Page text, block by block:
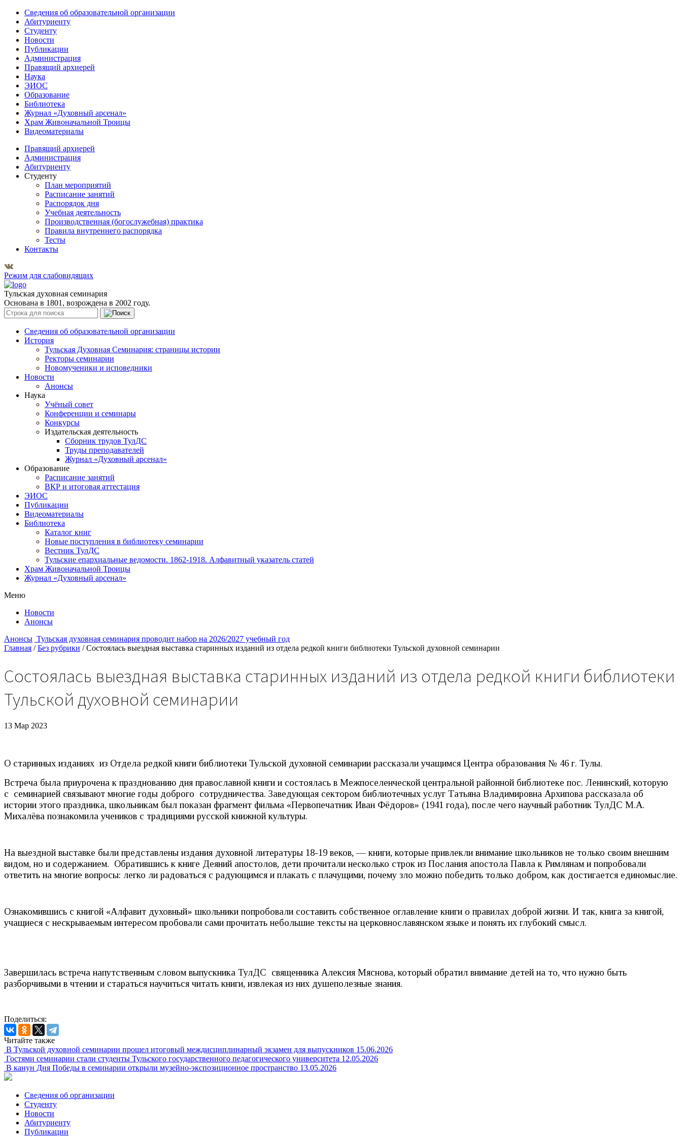
Сведения об образовательной организации
Абитуриенту
Студенту
Новости
Публикации
Администрация
Правящий архиерей
Наука
ЭИОС
Образование
Библиотека
Журнал «Духовный арсенал»
Храм Живоначальной Троицы
Видеоматериалы
Правящий архиерей
Администрация
Абитуриенту
Студенту
План мероприятий
Расписание занятий
Распорядок дня
Учебная деятельность
Производственная (богослужебная) практика
Правила внутреннего распорядка
Тесты
Контакты
Режим для слабовидящих
Тульская духовная семинария
Основана в 1801, возрождена в 2002 году.
Сведения об образовательной организации
История
Тульская Духовная Семинария: страницы истории
Ректоры семинарии
Новомученики и исповедники
Новости
Анонсы
Наука
Учёный совет
Конференции и семинары
Конкурсы
Издательская деятельность
Сборник трудов ТулДС
Труды преподавателей
Журнал «Духовный арсенал»
Образование
Расписание занятий
ВКР и итоговая аттестация
ЭИОС
Публикации
Видеоматериалы
Библиотека
Каталог книг
Новые поступления в библиотеку семинарии
Вестник ТулДС
Тульские епархиальные ведомости. 1862-1918. Алфавитный указатель статей
Храм Живоначальной Троицы
Журнал «Духовный арсенал»
Меню
Новости
Анонсы
Анонсы Тульская духовная семинария проводит набор на 2026/2027 учебный год
Главная / Без рубрики / Состоялась выездная выставка старинных изданий из отдела редкой книги библиотеки Тульской духовной семинарии
Состоялась выездная выставка старинных изданий из отдела редкой книги библиотеки
Тульской духовной семинарии
13 Мар 2023
О старинных изданиях из Отдела редкой книги библиотеки Тульской духовной семинарии рассказали учащимся Центра образования № 46 г. Тулы.
Встреча была приурочена к празднованию дня православной книги и состоялась в Межпоселенческой центральной районной библиотеке пос. Ленинский, которую
с семинарией связывают многие годы доброго сотрудничества. Заведующая сектором библиотечных услуг Татьяна Владимировна Архипова рассказала об
истории этого праздника, школьникам был показан фрагмент фильма «Первопечатник Иван Фёдоров» (1941 года), после чего научный работник ТулДС М.А.
Михалёва познакомила учеников с традициями русской книжной культуры.
На выездной выставке были представлены издания духовной литературы 18-19 веков, — книги, которые привлекли внимание школьников не только своим внешним
видом, но и содержанием. Обратившись к книге Деяний апостолов, дети прочитали несколько строк из Послания апостола Павла к Римлянам и попробовали
ответить на многие вопросы: легко ли радоваться с радующимся и плакать с плачущими, почему зло можно победить только добром, как достигается единомыслие.
Ознакомившись с книгой «Алфавит духовный» школьники попробовали составить собственное оглавление книги о правилах доброй жизни. И так, книга за книгой,
учащиеся с нескрываемым интересом пробовали сами прочитать небольшие тексты на церковнославянском языке и понять их глубокий смысл.
Завершилась встреча напутственным словом выпускника ТулДС священника Алексия Мяснова, который обратил внимание детей на то, что нужно быть
разборчивыми в чтении и стараться научиться читать книги, извлекая из них душеполезные знания.
Поделиться:
Читайте также
В Тульской духовной семинарии прошел итоговый междисциплинарный экзамен для выпускников 15.06.2026
Гостями семинарии стали студенты Тульского государственного педагогического университета 12.05.2026
В канун Дня Победы в семинарии открыли музейно-экспозиционное пространство 13.05.2026
Сведения об организации
Студенту
Новости
Абитуриенту
Публикации